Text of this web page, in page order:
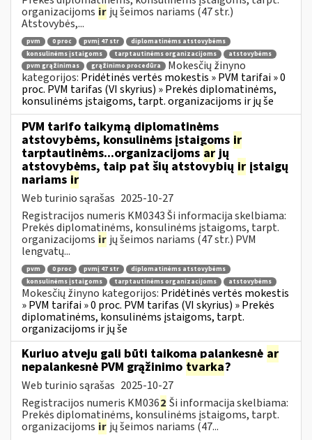
organizacijoms ir jų šeimos nariams (47 str.)
Atstovybės,...
pvm 0 proc pvmį 47 str
diplomatinėms atstovybėms
konsulinėms įstaigoms
tarptautinėms organizacijoms
atstovybėms
pvm grąžinimas
grąžinimo procedūra
Mokesčių žinyno
kategorijos: Pridėtinės vertės mokestis » PVM tarifai » 0
proc. PVM tarifas (VI skyrius) » Prekės diplomatinėms,
konsulinėms įstaigoms, tarpt. organizacijoms ir jų še
PVM tarifo taikymą diplomatinėms
atstovybėms, konsulinėms įstaigoms ir
tarptautinėms...organizacijoms arjų
atstovybėms, taip pat šių atstovybių ir įstaigų
nariams ir
Web turinio sąrašas 2025-10-27
Registracijos numeris KM0343 Ši informacija skelbiama:
Prekės diplomatinėms, konsulinėms įstaigoms, tarpt.
organizacijoms ir jų šeimos nariams (47 str.) PVM
lengvatų...
pvm 0 proc pvmį 47 str
diplomatinėms atstovybėms
konsulinėms įstaigoms
tarptautinėms organizacijoms atstovybėms
Mokesčių žinyno kategorijos: Pridėtinės vertės mokestis
» PVM tarifai » 0 proc. PVM tarifas (VI skyrius) » Prekės
diplomatinėms, konsulinėms įstaigoms, tarpt.
organizacijoms ir jų še
Kuriuo atveju gali būti taikoma palankesnė ar
nepalankesnė PVM grąžinimo tvarka?
Web turinio sąrašas 2025-10-27
Registracijos numeris KM0362 Ši informacija skelbiama:
Prekės diplomatinėms, konsulinėms įstaigoms, tarpt.
organizacijoms ir jų šeimos nariams (47...